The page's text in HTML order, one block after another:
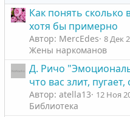
с
Как понять сколько
хотя бы примерно
Автор: MercEdes 8 Дек
Жены наркоманов
Д. Ричо
что вас злит,
Автор: atella13 12 Ноя
Библиотека